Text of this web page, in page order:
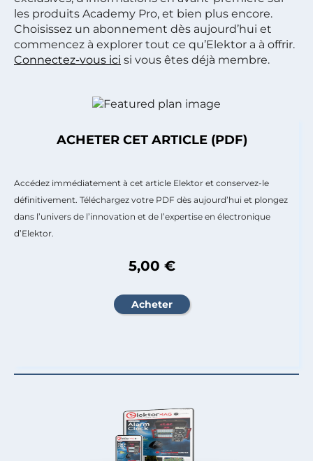
les produits Academy Pro, et bien plus encore.
Choisissez un abonnement dès aujourd’hui et
commencez à explorer tout ce qu’Elektor a à offrir.
Connectez-vous ici si vous êtes déjà membre.
ACHETER CET ARTICLE (PDF)
Accédez immédiatement à cet article Elektor et conservez-le
définitivement. Téléchargez votre PDF dès aujourd’hui et plongez
dans l’univers de l’innovation et de l’expertise en électronique
d’Elektor.
5,00 €